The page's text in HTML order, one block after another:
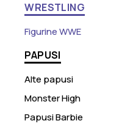
WRESTLING
Figurine WWE
PAPUSI
Alte papusi
Monster High
Papusi Barbie